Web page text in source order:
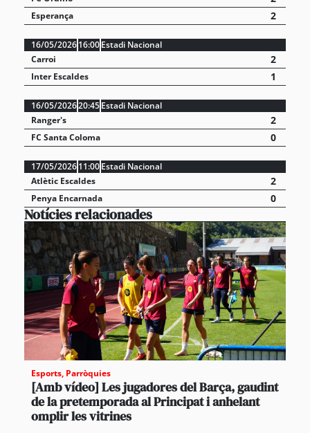
Esperança 2
16/05/202616:00Estadi Nacional
Carroi
2
Inter Escaldes 1
16/05/202620:45Estadi Nacional
Ranger's
2
FC Santa Coloma 0
17/05/202611:00Estadi Nacional
Atlètic Escaldes
2
Penya Encarnada 0
Notícies relacionades
Esports, Parròquies
[Amb vídeo] Les jugadores del Barça, gaudint
de la pretemporada al Principat i anhelant
omplir les vitrines